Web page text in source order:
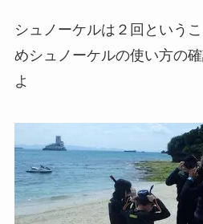
シュノーケルは２回という
めシュノーケルの使い方の
よ